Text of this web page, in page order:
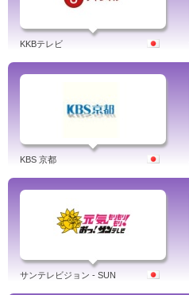
KKBテレビ
KBS 京都
サンテレビジョン - SUN